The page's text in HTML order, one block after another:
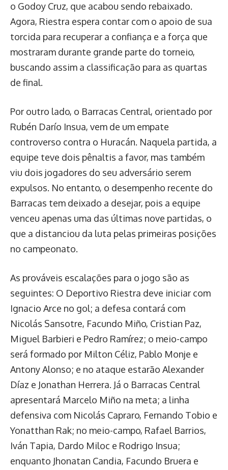
o Godoy Cruz, que acabou sendo rebaixado.
Agora, Riestra espera contar com o apoio de sua
torcida para recuperar a confiança e a força que
mostraram durante grande parte do torneio,
buscando assim a classificação para as quartas
de final.
Por outro lado, o Barracas Central, orientado por
Rubén Darío Insua, vem de um empate
controverso contra o Huracán. Naquela partida, a
equipe teve dois pênaltis a favor, mas também
viu dois jogadores do seu adversário serem
expulsos. No entanto, o desempenho recente do
Barracas tem deixado a desejar, pois a equipe
venceu apenas uma das últimas nove partidas, o
que a distanciou da luta pelas primeiras posições
no campeonato.
As prováveis escalações para o jogo são as
seguintes: O Deportivo Riestra deve iniciar com
Ignacio Arce no gol; a defesa contará com
Nicolás Sansotre, Facundo Miño, Cristian Paz,
Miguel Barbieri e Pedro Ramírez; o meio-campo
será formado por Milton Céliz, Pablo Monje e
Antony Alonso; e no ataque estarão Alexander
Díaz e Jonathan Herrera. Já o Barracas Central
apresentará Marcelo Miño na meta; a linha
defensiva com Nicolás Capraro, Fernando Tobio e
Yonatthan Rak; no meio-campo, Rafael Barrios,
Iván Tapia, Dardo Miloc e Rodrigo Insua;
enquanto Jhonatan Candia, Facundo Bruera e